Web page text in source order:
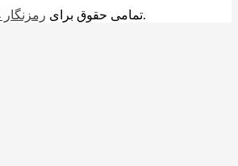
© تمامی حقوق برای رمزنگار 24 محفوظ می باشد.